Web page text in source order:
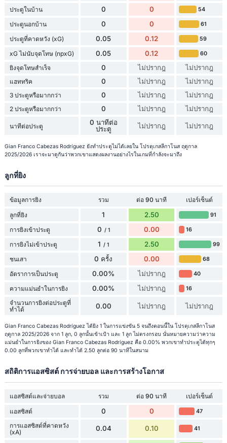
ประตูในบ้าน 0 0 54
ประตูนอกบ้าน 0 0 61
ประตูที่คาดหวัง (xG) 0.05 0.12 59
xG ไม่นับจุดโทษ (npxG) 0.05 0.12 60
ยิงจุดโทษสำเร็จ 0 ไม่ปรากฎ ไม่ปรากฎ
แฮททริค 0 ไม่ปรากฎ ไม่ปรากฎ
3 ประตูหรือมากกว่า 0 ไม่ปรากฎ ไม่ปรากฎ
2 ประตูหรือมากกว่า 0 ไม่ปรากฎ ไม่ปรากฎ
นาทีต่อประตู
0 นาทีต่อ
ประตู
ไม่ปรากฎ ไม่ปรากฎ
Gian Franco Cabezas Rodríguez ยังทำประตูไม่ได้เลยใน โปรตุเกสลีกาโนส ฤดูกาล
2025/2026 เราจะมาดูกันว่าพวกเขาแสดงผลงานอย่างไรในเกมที่กำลังจะมาถึง
ลูกที่ยิง
ข้อมูลการยิง รวม ต่อ 90 นาที
เปอร์เซ็นต์
ลูกที่ยิง
1 2.50 91
การยิงเข้าประตู 0 / 1 0.00 16
การยิงไม่เข้าประตู 1 / 1 2.50 99
ชนเสา 0 ครั้ง 0.00 68
อัตราการเป็นประตู 0.00% ไม่ปรากฎ 40
ความแม่นยำในการยิง 0.00% ไม่ปรากฎ 16
จำนวนการยิงต่อประตูที่
ทำได้
0.00 ไม่ปรากฎ ไม่ปรากฎ
Gian Franco Cabezas Rodríguez ได้ยิง 1 ในการแข่งขัน 5 จนถึงตอนนี้ใน โปรตุเกสลีกาโนส
ฤดูกาล 2025/2026 จาก 1 ลูก, 0 ลูกนั้นเข้าเป้า และ 1 ลูก ไม่ตรงกรอบ นั่นหมายความว่าความ
แม่นยำในการยิงของ Gian Franco Cabezas Rodríguez คือ 0.00% พวกเขาทำประตูได้ทุกๆ
0.00 ลูกที่พวกเขาทำได้ และทำได้ 2.50 ลูกต่อ 90 นาทีในสนาม
สถิติการแอสซิสต์ การจ่ายบอล และการสร้างโอกาส
แอสซิสต์และจ่ายบอล รวม ต่อ 90 นาที
เปอร์เซ็นต์
แอสซิสต์
0 0 47
การแอสซิสต์ที่คาดหวัง
(xA)
0.04 0.10 41